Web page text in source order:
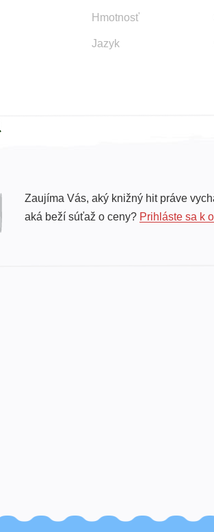
Hmotnosť
Jazyk
Zaujíma Vás, aký knižný hit práve
aká beží súťaž o ceny? Prihláste sa k